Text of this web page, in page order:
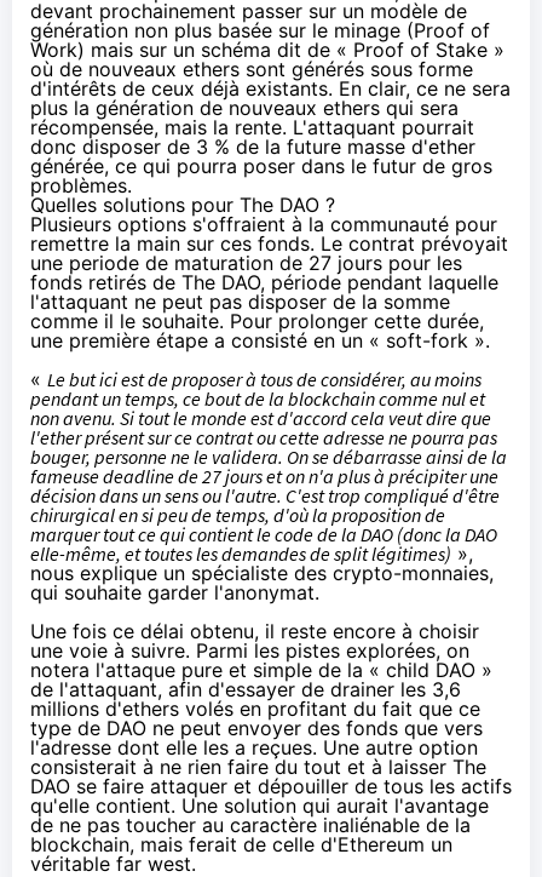
devant prochainement passer sur un modèle de
génération non plus basée sur le minage (Proof of
Work) mais sur un schéma dit de « Proof of Stake »
où de nouveaux ethers sont générés sous forme
d'intérêts de ceux déjà existants. En clair, ce ne sera
plus la génération de nouveaux ethers qui sera
récompensée, mais la rente. L'attaquant pourrait
donc disposer de 3 % de la future masse d'ether
générée, ce qui pourra poser dans le futur de gros
problèmes.
Quelles solutions pour The DAO ?
Plusieurs options s'offraient à la communauté pour
remettre la main sur ces fonds. Le contrat prévoyait
une periode de maturation de 27 jours pour les
fonds retirés de The DAO, période pendant laquelle
l'attaquant ne peut pas disposer de la somme
comme il le souhaite. Pour prolonger cette durée,
une première étape a consisté en un « soft-fork ».
« Le but ici est de proposer à tous de considérer, au moins
pendant un temps, ce bout de la blockchain comme nul et
non avenu. Si tout le monde est d'accord cela veut dire que
l'ether présent sur ce contrat ou cette adresse ne pourra pas
bouger, personne ne le validera. On se débarrasse ainsi de la
fameuse deadline de 27 jours et on n'a plus à précipiter une
décision dans un sens ou l'autre. C'est trop compliqué d'être
chirurgical en si peu de temps, d'où la proposition de
marquer tout ce qui contient le code de la DAO (donc la DAO
elle-même, et toutes les demandes de split légitimes) »,
nous explique un spécialiste des crypto-monnaies,
qui souhaite garder l'anonymat.
Une fois ce délai obtenu, il reste encore à choisir
une voie à suivre. Parmi les pistes explorées, on
notera l'attaque pure et simple de la « child DAO »
de l'attaquant, afin d'essayer de drainer les 3,6
millions d'ethers volés en profitant du fait que ce
type de DAO ne peut envoyer des fonds que vers
l'adresse dont elle les a reçues. Une autre option
consisterait à ne rien faire du tout et à laisser The
DAO se faire attaquer et dépouiller de tous les actifs
qu'elle contient. Une solution qui aurait l'avantage
de ne pas toucher au caractère inaliénable de la
blockchain, mais ferait de celle d'Ethereum un
véritable far west.